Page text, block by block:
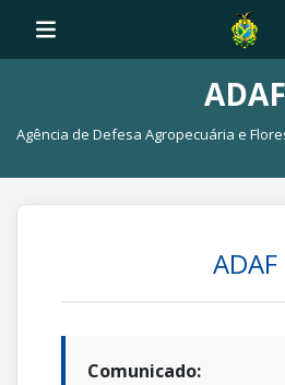
ADAF
Agência de Defesa Agropecuária e
ADAF
Comunicado: